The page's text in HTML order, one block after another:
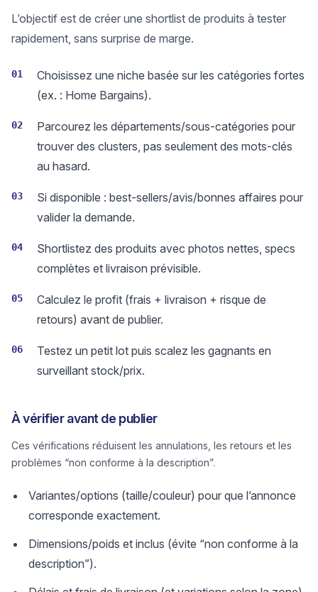
L’objectif est de créer une shortlist de produits à tester
rapidement, sans surprise de marge.
01
Choisissez une niche basée sur les catégories fortes
(ex. : Home Bargains).
02
Parcourez les départements/sous-catégories pour
trouver des clusters, pas seulement des mots-clés
au hasard.
03
Si disponible : best-sellers/avis/bonnes affaires pour
valider la demande.
04
Shortlistez des produits avec photos nettes, specs
complètes et livraison prévisible.
05
Calculez le profit (frais + livraison + risque de
retours) avant de publier.
06
Testez un petit lot puis scalez les gagnants en
surveillant stock/prix.
À vérifier avant de publier
Ces vérifications réduisent les annulations, les retours et les
problèmes “non conforme à la description”.
Variantes/options (taille/couleur) pour que l’annonce
corresponde exactement.
Dimensions/poids et inclus (évite “non conforme à la
description”).